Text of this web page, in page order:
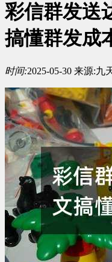
彩信群发送
搞懂群发成
时间:2025-05-30 来源:九